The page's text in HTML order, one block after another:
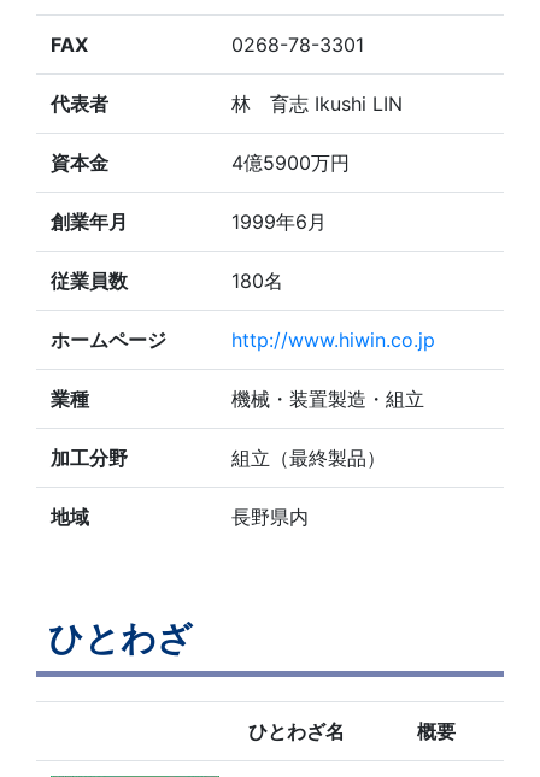
FAX 0268-78-3301
代表者 林 育志 Ikushi LIN
資本金 4億5900万円
創業年月 1999年6月
従業員数 180名
ホームページ http://www.hiwin.co.jp
業種 機械・装置製造・組立
加工分野 組立（最終製品）
地域 長野県内
ひとわざ
ひとわざ名 概要